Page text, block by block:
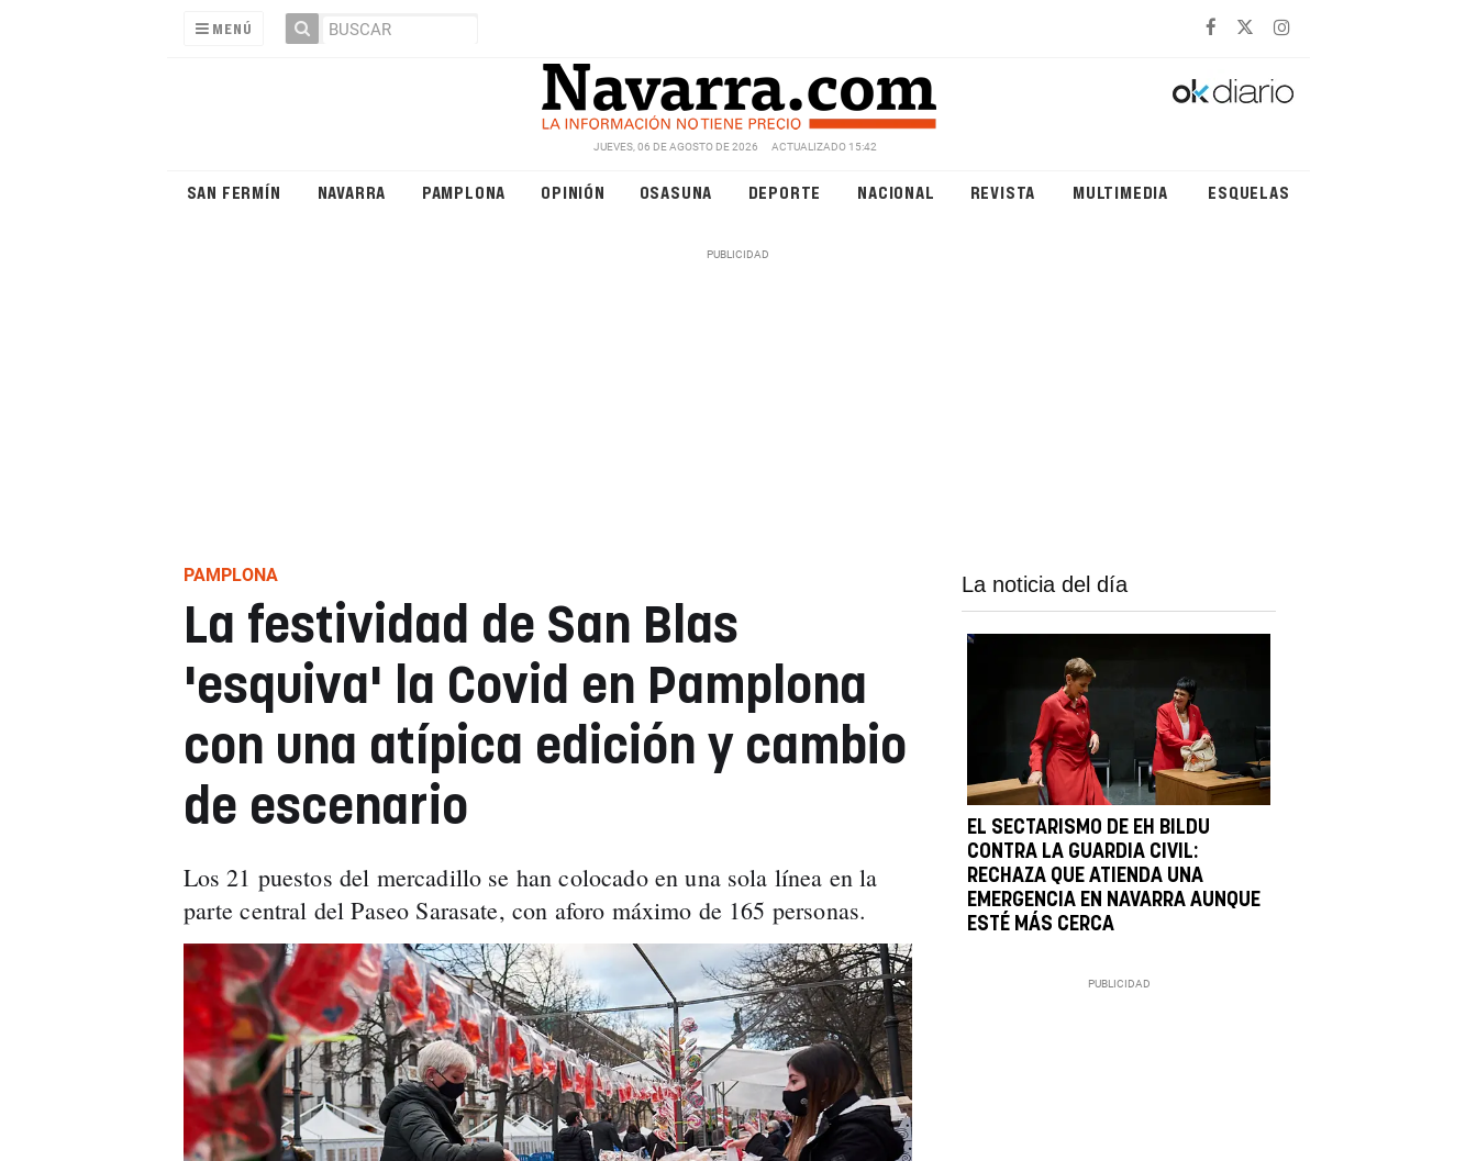
MENÚ
JUEVES, 06 DE AGOSTO DE 2026 ACTUALIZADO 15:42
SAN FERMÍN NAVARRA PAMPLONA OPINIÓN OSASUNA DEPORTE NACIONAL REVISTA MULTIMEDIA ESQUELAS
PAMPLONA
La festividad de San Blas
'esquiva' la Covid en Pamplona
con una atípica edición y cambio
de escenario
Los 21 puestos del mercadillo se han colocado en una sola línea en la
parte central del Paseo Sarasate, con aforo máximo de 165 personas.
La noticia del día
EL SECTARISMO DE EH BILDU
CONTRA LA GUARDIA CIVIL:
RECHAZA QUE ATIENDA UNA
EMERGENCIA EN NAVARRA AUNQUE
ESTÉ MÁS CERCA